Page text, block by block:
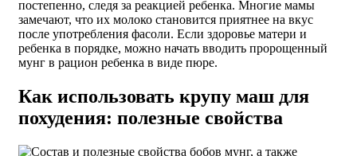
постепенно, следя за реакцией ребенка. Многие мамы
замечают, что их молоко становится приятнее на вкус
после употребления фасоли. Если здоровье матери и
ребенка в порядке, можно начать вводить пророщенный
мунг в рацион ребенка в виде пюре.
Как использовать крупу маш для
похудения: полезные свойства